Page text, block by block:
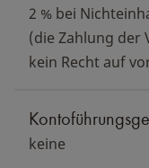
2 % bei
(die Zahlung der
kein Recht auf
keine